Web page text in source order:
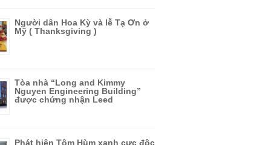
Người dân Hoa Kỳ và lễ Tạ Ơn ở
Mỹ ( Thanksgiving )
Tòa nhà “Long and Kimmy
Nguyen Engineering Building”
được chứng nhận Leed
Phát hiện Tôm Hùm xanh cực độc